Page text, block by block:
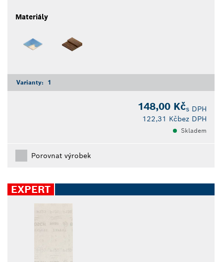
Materiály
Varianty: 1
148,00 Kčs DPH
122,31 Kčbez DPH
Skladem
Porovnat výrobek
EXPERT